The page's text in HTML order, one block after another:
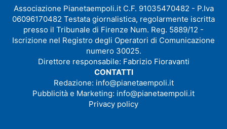
Associazione Pianetaempoli.it C.F. 91035470482 - P.Iva
06096170482 Testata giornalistica, regolarmente iscritta
presso il Tribunale di Firenze Num. Reg. 5889/12 -
Iscrizione nel Registro degli Operatori di Comunicazione
numero 30025.
Direttore responsabile: Fabrizio Fioravanti
CONTATTI
Redazione: info@pianetaempoli.it
Pubblicità e Marketing: info@pianetaempoli.it
Privacy policy